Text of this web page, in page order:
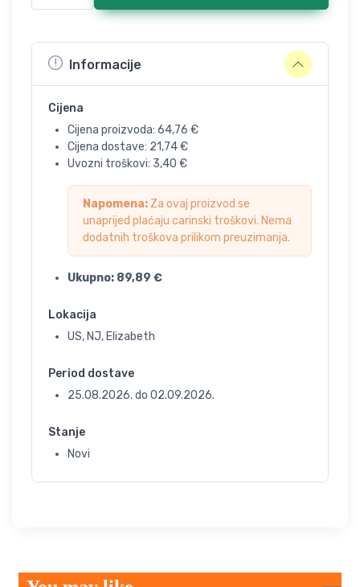
Informacije
Cijena
Cijena proizvoda: 64,76 €
Cijena dostave: 21,74€
Uvozni troškovi: 3,40 €
Napomena: Za ovaj proizvod se
unaprijed plaćaju carinski troškovi. Nema
dodatnih troškova prilikom preuzimanja.
Ukupno: 89,89 €
Lokacija
US, NJ, Elizabeth
Period dostave
25.08.2026. do 02.09.2026.
Stanje
Novi